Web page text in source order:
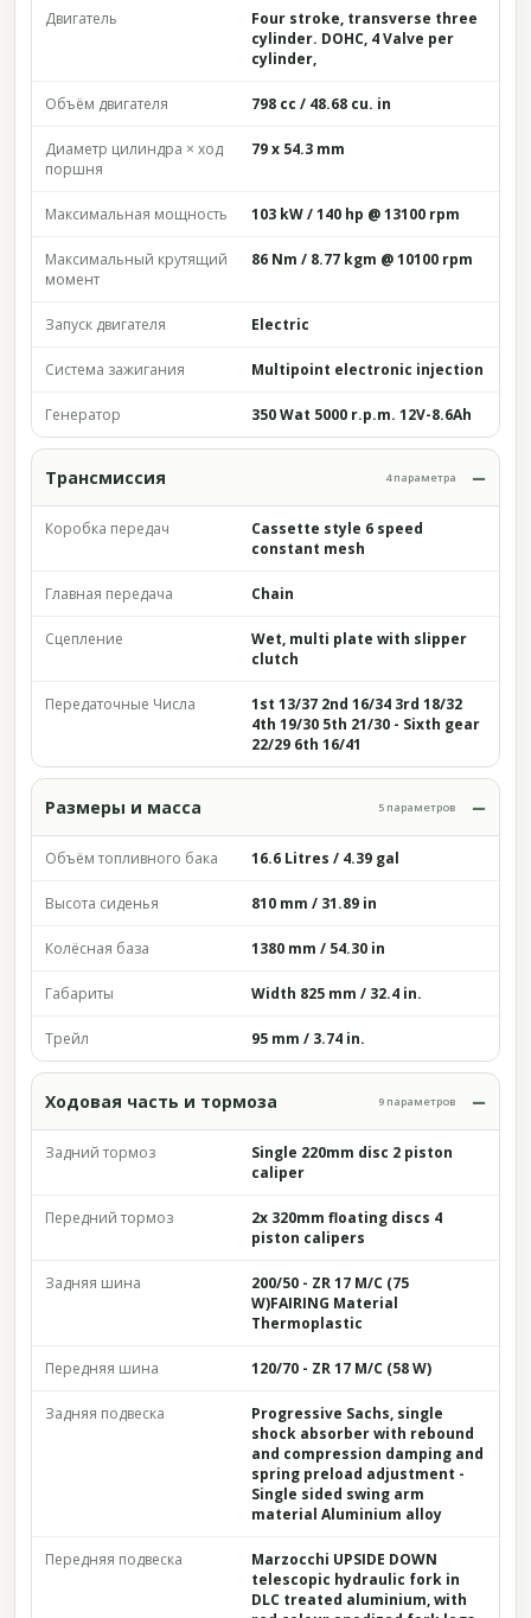
Двигатель
Four stroke, transverse three
cylinder. DOHC, 4 Valve per
cylinder,
Объём двигателя 798 cc / 48.68 cu. in
Диаметр цилиндра × ход
поршня
79 x 54.3 mm
Максимальная мощность 103 kW / 140 hp @ 13100 rpm
Максимальный крутящий
момент
86 Nm / 8.77 kgm @ 10100 rpm
Запуск двигателя Electric
Система зажигания Multipoint electronic injection
Генератор 350 Wat 5000 r.p.m. 12V-8.6Ah
Трансмиссия 4 параметра
Коробка передач
Cassette style 6 speed
constant mesh
Главная передача Chain
Сцепление
Wet, multi plate with slipper
clutch
Передаточные Числа
1st 13/37 2nd 16/34 3rd 18/32
4th 19/30 5th 21/30 - Sixth gear
22/29 6th 16/41
Размеры и масса 5 параметров
Объём топливного бака 16.6 Litres / 4.39 gal
Высота сиденья 810 mm / 31.89 in
Колёсная база 1380 mm / 54.30 in
Габариты Width 825 mm / 32.4 in.
Трейл 95 mm / 3.74 in.
Ходовая часть и тормоза 9 параметров
Задний тормоз
Single 220mm disc 2 piston
caliper
Передний тормоз
2x 320mm floating discs 4
piston calipers
Задняя шина
200/50 - ZR 17 M/C (75
W)FAIRING Material
Thermoplastic
Передняя шина 120/70 - ZR 17 M/C (58 W)
Задняя подвеска
Progressive Sachs, single
shock absorber with rebound
and compression damping and
spring preload adjustment -
Single sided swing arm
material Aluminium alloy
Передняя подвеска
Marzocchi UPSIDE DOWN
telescopic hydraulic fork in
DLC treated aluminium, with